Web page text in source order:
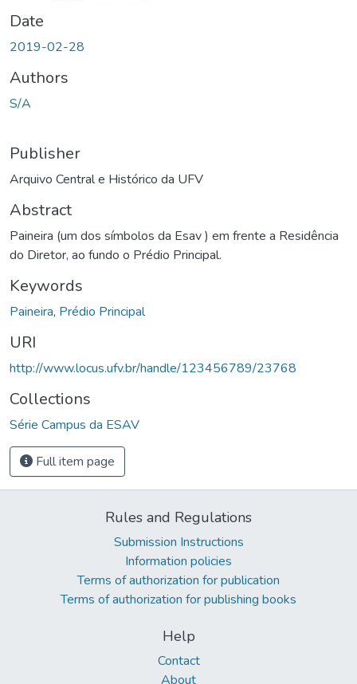
Date
2019-02-28
Authors
S/A
Publisher
Arquivo Central e Histórico da UFV
Abstract
Paineira (um dos símbolos da Esav ) em frente a Residência
do Diretor, ao fundo o Prédio Principal.
Keywords
Paineira, Prédio Principal
URI
http://www.locus.ufv.br/handle/123456789/23768
Collections
Série Campus da ESAV
Full item page
Rules and Regulations
Submission Instructions
Information policies
Terms of authorization for publication
Terms of authorization for publishing books
Help
Contact
About